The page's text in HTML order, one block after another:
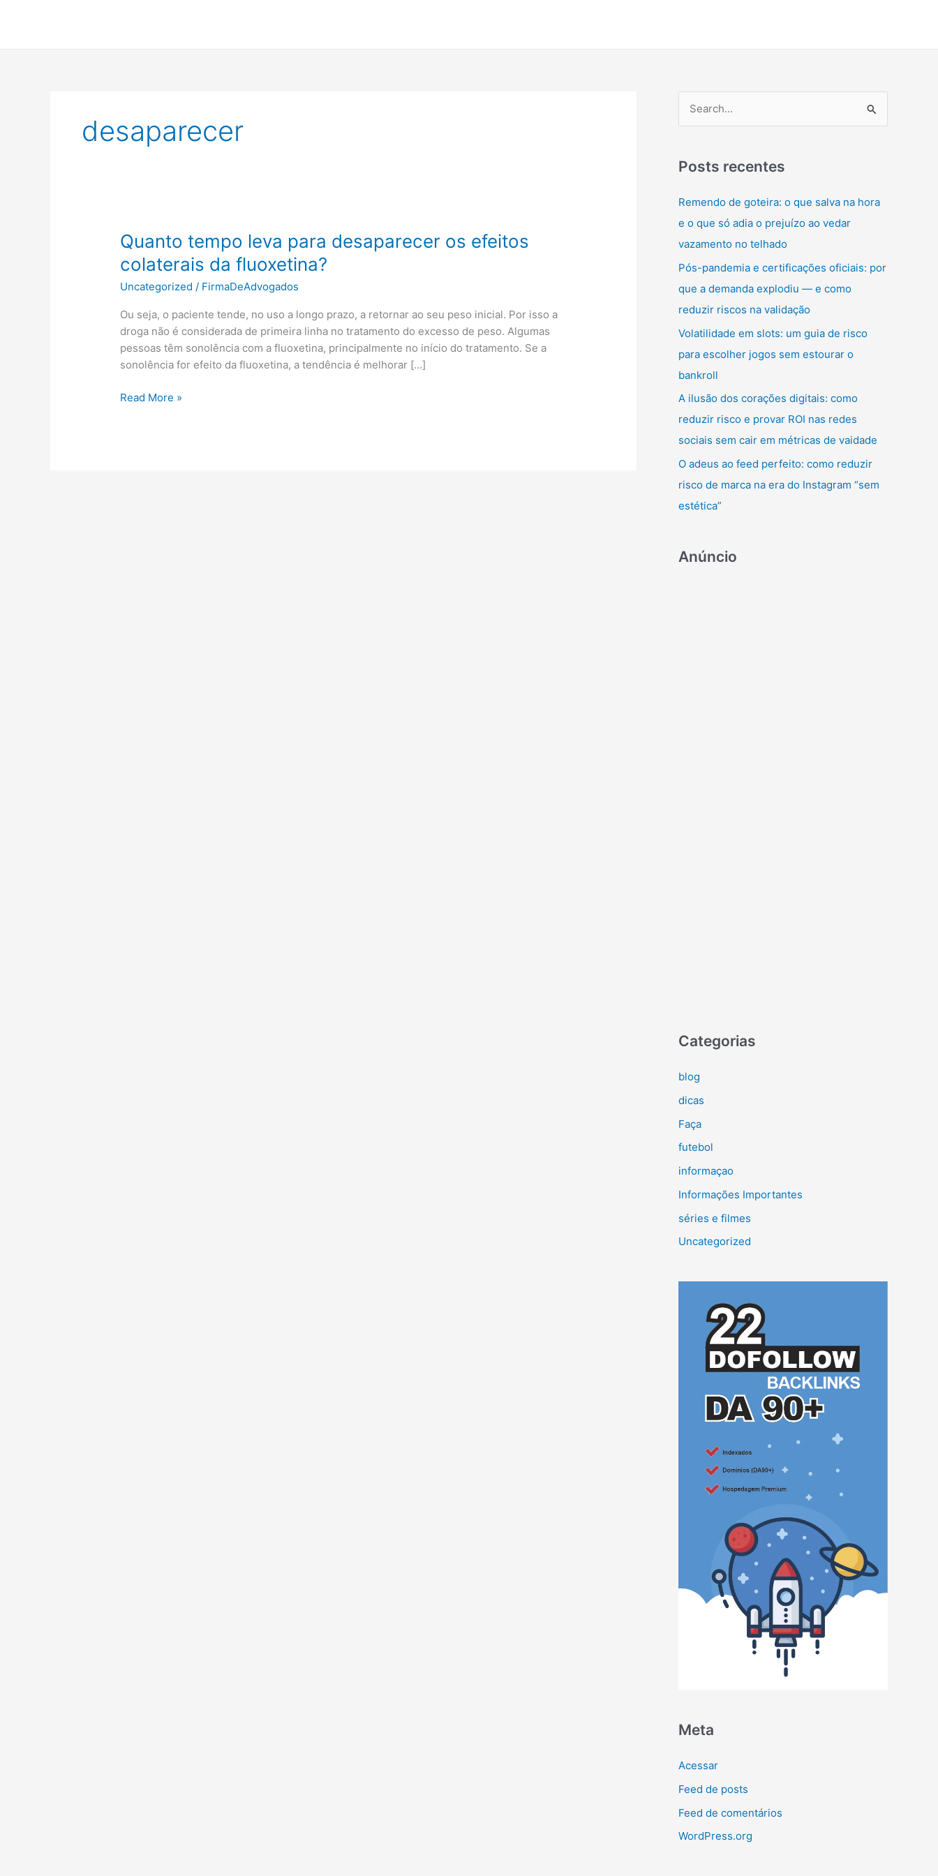
desaparecer
Quanto tempo leva para desaparecer os efeitos
colaterais da fluoxetina?
Uncategorized / FirmaDeAdvogados
Ou seja, o paciente tende, no uso a longo prazo, a retornar ao seu peso inicial. Por isso a
droga não é considerada de primeira linha no tratamento do excesso de peso. Algumas
pessoas têm sonolência com a fluoxetina, principalmente no início do tratamento. Se a
sonolência for efeito da fluoxetina, a tendência é melhorar […]
Quanto
Read More »
q
i
s
a
r
p
o
r
:
Posts recentes
Remendo de goteira: o que salva na hora
e o que só adia o prejuízo ao vedar
vazamento no telhado
Pós-pandemia e certificações oficiais: por
que a demanda explodiu — e como
reduzir riscos na validação
Volatilidade em slots: um guia de risco
para escolher jogos sem estourar o
bankroll
A ilusão dos corações digitais: como
reduzir risco e provar ROI nas redes
sociais sem cair em métricas de vaidade
O adeus ao feed perfeito: como reduzir
risco de marca na era do Instagram “sem
estética”
Anúncio
Categorias
blog
dicas
Faça
futebol
informaçao
Informações Importantes
séries e filmes
Uncategorized
Meta
Acessar
Feed de posts
Feed de comentários
WordPress.org